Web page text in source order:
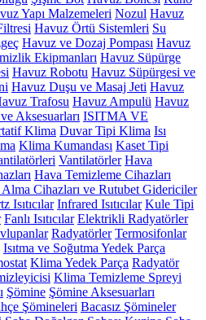
Yapı Malzemeleri Nozul Havuz
Havuz Örtü Sistemleri Su
Havuz ve Dozaj Pompası Havuz
Ekipmanları Havuz Süpürge
Havuz Robotu Havuz Süpürgesi ve
Havuz Duşu ve Masaj Jeti Havuz
Trafosu Havuz Ampulü Havuz
Aksesuarları ISITMA VE
Klima Duvar Tipi Klima Isı
Klima Kumandası Kaset Tipi
Vantilatörler Hava
Hava Temizleme Cihazları
Cihazları ve Rutubet Gidericiler
Isıtıcılar Infrared Isıtıcılar Kule Tipi
Fanlı Isıtıcılar Elektrikli Radyatörler
Radyatörler Termosifonlar
Isıtma ve Soğutma Yedek Parça
Klima Yedek Parça Radyatör
Klima Temizleme Spreyi
Şömine Şömine Aksesuarları
Şömineleri Bacasız Şömineler